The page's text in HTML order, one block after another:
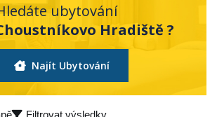
ubytování
Hradiště ?
Najít Ubytování
Filtrovat výsledky